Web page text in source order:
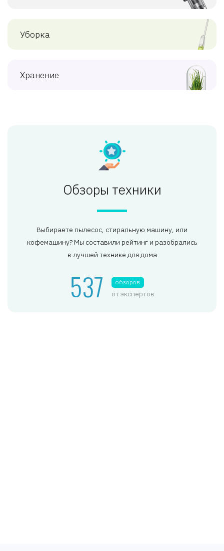
Уборка
Хранение
Обзоры техники
Выбираете пылесос, стиральную машину, или
кофемашину? Мы составили рейтинг и разобрались
в лучшей технике для дома
537 обзоров
от экспертов